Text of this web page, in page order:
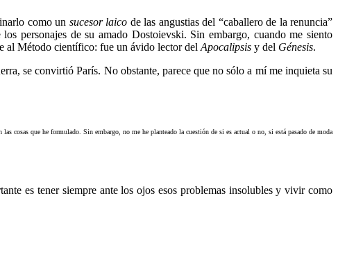
como un sucesor laico de las angustias del “caballero de la renuncia”
personajes de su amado Dostoievski. Sin embargo, cuando me siento
al Método científico: fue un ávido lector del Apocalipsis y del Génesis.
se convirtió París. No obstante, parece que no sólo a mí me inquieta su
cosas que he formulado. Sin embargo, no me he planteado la cuestión de si es actual o no, si está pasado de moda
es tener siempre ante los ojos esos problemas insolubles y vivir como